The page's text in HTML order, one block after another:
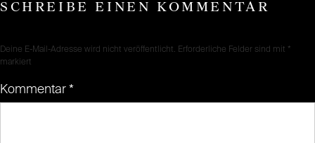
SCHREIBE EINEN KOMMENTAR
Deine E-Mail-Adresse wird nicht veröffentlicht. Erforderliche Felder sind mit *
markiert
Kommentar *